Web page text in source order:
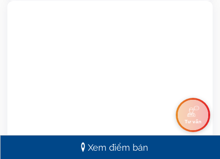
Nôn ra nước màu vàng đắng: Nguyên nhân và cách
Tư vấn
Xem điểm bán